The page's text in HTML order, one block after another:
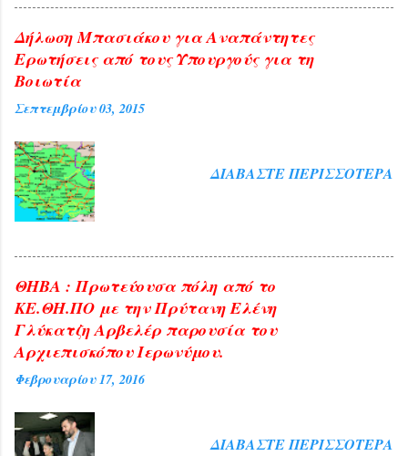
Δήλωση Μπασιάκου για Αναπάντητες
Ερωτήσεις από τους Υπουργούς για τη
Βοιωτία
Σεπτεμβρίου 03, 2015
ΔΙΑΒΆΣΤΕ ΠΕΡΙΣΣΌΤΕΡΑ
ΘΗΒΑ : Πρωτεύουσα πόλη από το
ΚΕ.ΘΗ.ΠΟ με την Πρύτανη Ελένη
Γλύκατζη Αρβελέρ παρουσία του
Αρχιεπισκόπου Ιερωνύμου.
Φεβρουαρίου 17, 2016
ΔΙΑΒΆΣΤΕ ΠΕΡΙΣΣΌΤΕΡΑ